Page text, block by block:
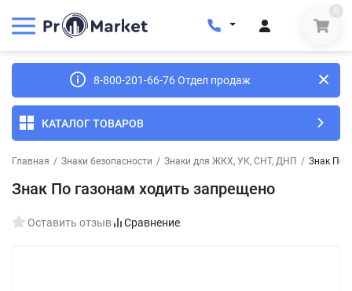
0
8-800-201-66-76 Отдел продаж
КАТАЛОГ ТОВАРОВ
Главная / Знаки безопасности / Знаки для ЖКХ, УК, СНТ, ДНП / Знак По
Знак По газонам ходить запрещено
Оставить отзыв Сравнение